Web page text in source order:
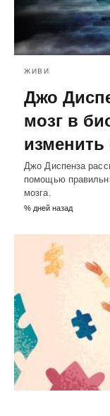
ЖИВИ
Джо
мозг в
изменить
Джо Диспенза
помощью
мозга.
% дней назад